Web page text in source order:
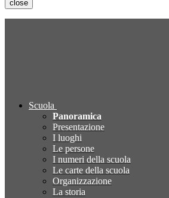
close
Scuola
Panoramica
Presentazione
I luoghi
Le persone
I numeri della scuola
Le carte della scuola
Organizzazione
La storia